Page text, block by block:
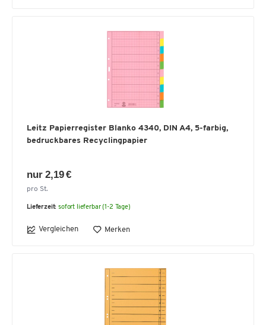
Leitz Papierregister Blanko 4340, DIN A4, 5-farbig,
bedruckbares Recyclingpapier
nur 2,19 €
pro St.
Lieferzeit: sofort lieferbar (1-2 Tage)
Vergleichen Merken